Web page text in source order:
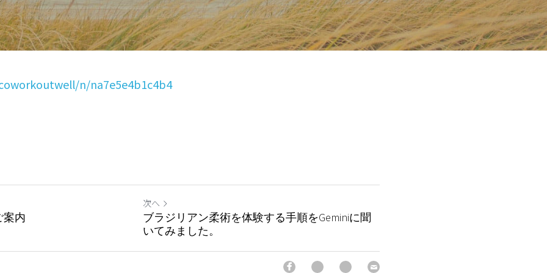
n/na7e5e4b1c4b4
案内
次へ
ブラジリアン柔術を体験する手順をGeminiに聞
いてみました。